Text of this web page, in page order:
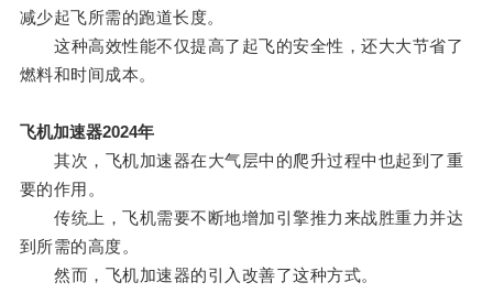
减少起飞所需的跑道长度。
这种高效性能不仅提高了起飞的安全性，还大大节省了
燃料和时间成本。
飞机加速器2024年
其次，飞机加速器在大气层中的爬升过程中也起到了重
要的作用。
传统上，飞机需要不断地增加引擎推力来战胜重力并达
到所需的高度。
然而，飞机加速器的引入改善了这种方式。